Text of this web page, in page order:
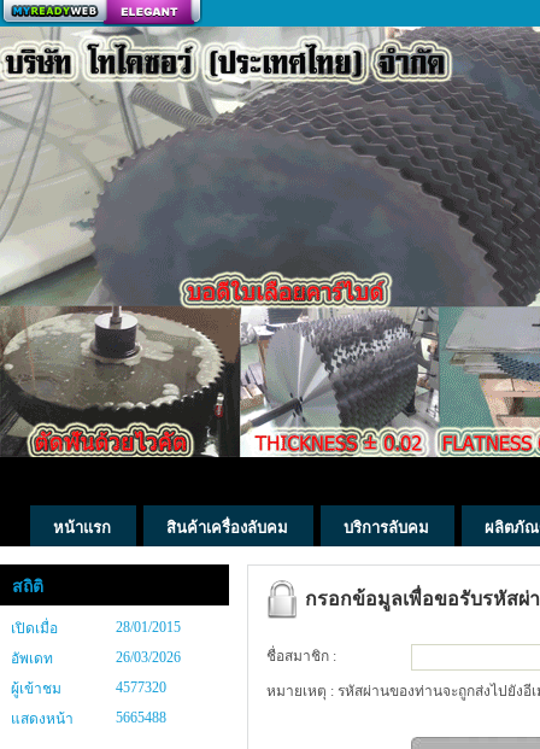
สร้างเว็บ
หน้าแรก สินค้าเครื่องลับคม บริการลับคม ผลิตภัณ
สถิติ
เปิดเมื่อ
28/01/2015
อัพเดท
26/03/2026
ผู้เข้าชม
4577320
แสดงหน้า
5665488
กรอกข้อมูลเพื่อขอรับรหัสผ่
ชื่อสมาชิก :
หมายเหตุ : รหัสผ่านของท่านจะถูกส่งไปยังอี